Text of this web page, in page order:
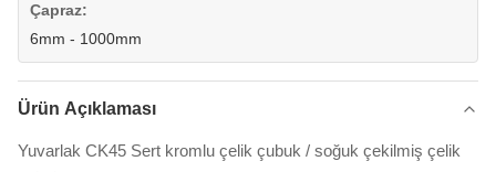
Çapraz:
6mm - 1000mm
Ürün Açıklaması
Yuvarlak CK45 Sert kromlu çelik çubuk / soğuk çekilmiş çelik